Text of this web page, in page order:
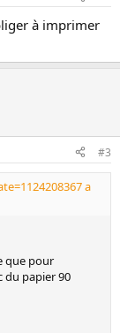
à imprimer
#3
a
que pour
du papier 90